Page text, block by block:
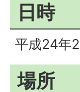
日時
平成24年
場所